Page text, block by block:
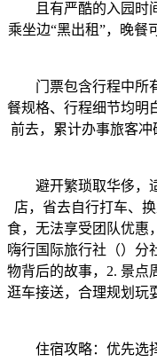
且有严酷的入园时间
乘坐边“黑出租”，晚餐
门票包含行程中所有
餐规格、行程细节均明
前去，累计办事旅客
避开繁琐取华侈，适
店，省去自行打车、
食，无法享受团队优惠
嗨行国际旅行社（）分
物背后的故事，2. 景点
逛车接送，合理规划玩
住宿攻略：优先选择